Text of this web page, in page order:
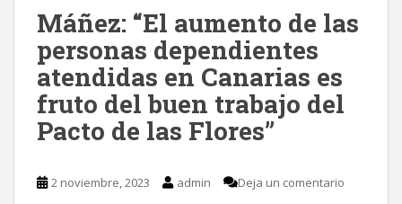
Máñez: “El aumento de las
personas dependientes
atendidas en Canarias es
fruto del buen trabajo del
Pacto de las Flores”
2 noviembre, 2023 admin Deja un comentario